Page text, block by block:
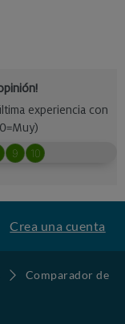
Crea una cuenta
Comparador de